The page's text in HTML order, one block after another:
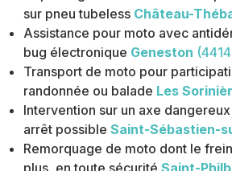
sur pneu tubeless Château-
Assistance pour moto avec
bug électronique Geneston
Transport de moto pour
randonnée ou balade Les
Intervention sur un axe
arrêt possible Saint-Sébastien-
Remorquage de moto dont le